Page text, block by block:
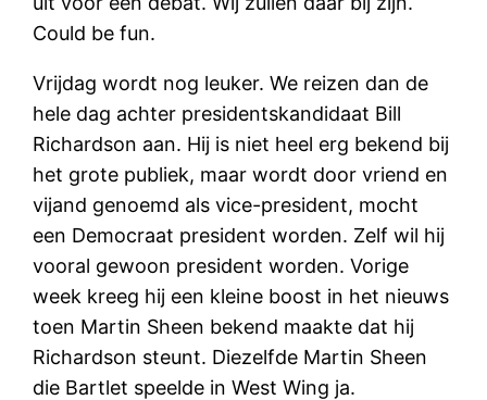
Could be fun.
Vrijdag wordt nog leuker. We reizen dan de
hele dag achter presidentskandidaat Bill
Richardson aan. Hij is niet heel erg bekend bij
het grote publiek, maar wordt door vriend en
vijand genoemd als vice-president, mocht
een Democraat president worden. Zelf wil hij
vooral gewoon president worden. Vorige
week kreeg hij een kleine boost in het nieuws
toen Martin Sheen bekend maakte dat hij
Richardson steunt. Diezelfde Martin Sheen
die Bartlet speelde in West Wing ja.